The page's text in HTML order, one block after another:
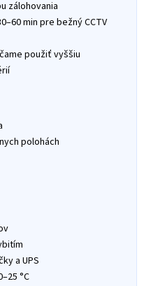
zálohovania
min pre bežný CCTV
použiť vyššiu
polohách
a UPS
°C